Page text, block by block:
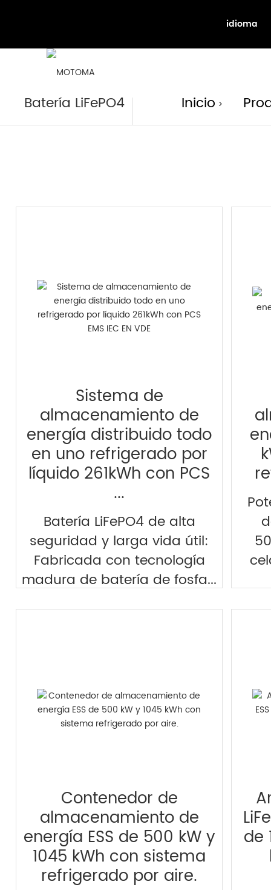
idioma
Batería LiFePO4 Inicio >
Sistema de
almacenamiento de
energía distribuido todo
en uno refrigerado por
líquido 261kWh con PCS
...
Batería LiFePO4 de alta
seguridad y larga vida útil:
Fabricada con tecnología
madura de batería de fosfa...
explorar >
Contenedor de
almacenamiento de
energía ESS de 500 kW y
1045 kWh con sistema
refrigerado por aire.
de